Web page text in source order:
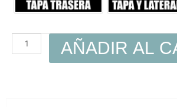
AÑADIR AL